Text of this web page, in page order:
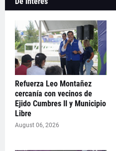
Refuerza Leo Montañez
cercanía con vecinos de
Ejido Cumbres II y Municipio
Libre
August 06, 2026